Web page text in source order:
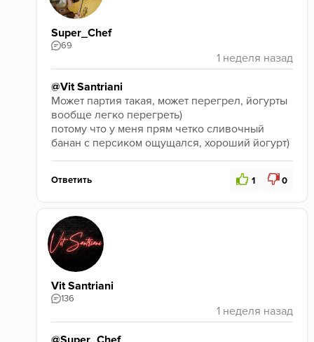
Super_Chef
69
@Vit Santriani
Может партия такая, может перегрел, йогурты
вообще легко перегреть)
потому что у меня прям четко сливочный
банан с персиком ощущался, хороший йогурт)
Ответить 1 0
Vit Santriani
136